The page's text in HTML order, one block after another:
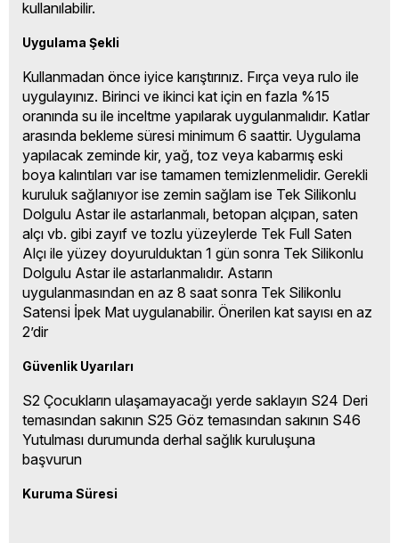
kullanılabilir.
Uygulama Şekli
Kullanmadan önce iyice karıştırınız. Fırça veya rulo ile
uygulayınız. Birinci ve ikinci kat için en fazla %15
oranında su ile inceltme yapılarak uygulanmalıdır. Katlar
arasında bekleme süresi minimum 6 saattir. Uygulama
yapılacak zeminde kir, yağ, toz veya kabarmış eski
boya kalıntıları var ise tamamen temizlenmelidir. Gerekli
kuruluk sağlanıyor ise zemin sağlam ise Tek Silikonlu
Dolgulu Astar ile astarlanmalı, betopan alçıpan, saten
alçı vb. gibi zayıf ve tozlu yüzeylerde Tek Full Saten
Alçı ile yüzey doyurulduktan 1 gün sonra Tek Silikonlu
Dolgulu Astar ile astarlanmalıdır. Astarın
uygulanmasından en az 8 saat sonra Tek Silikonlu
Satensi İpek Mat uygulanabilir. Önerilen kat sayısı en az
2’dir
Güvenlik Uyarıları
S2 Çocukların ulaşamayacağı yerde saklayın S24 Deri
temasından sakının S25 Göz temasından sakının S46
Yutulması durumunda derhal sağlık kuruluşuna
başvurun
Kuruma Süresi